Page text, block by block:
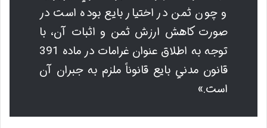
و چون ثمن در اختيار بايع بوده است در
صورت كاهش ارزش ثمن و اثبات آن، با
توجه به اطلاق عنوان غرامات در ماده 391
قانون مدني بايع قانوناً ملزم به جبران آن
است.»